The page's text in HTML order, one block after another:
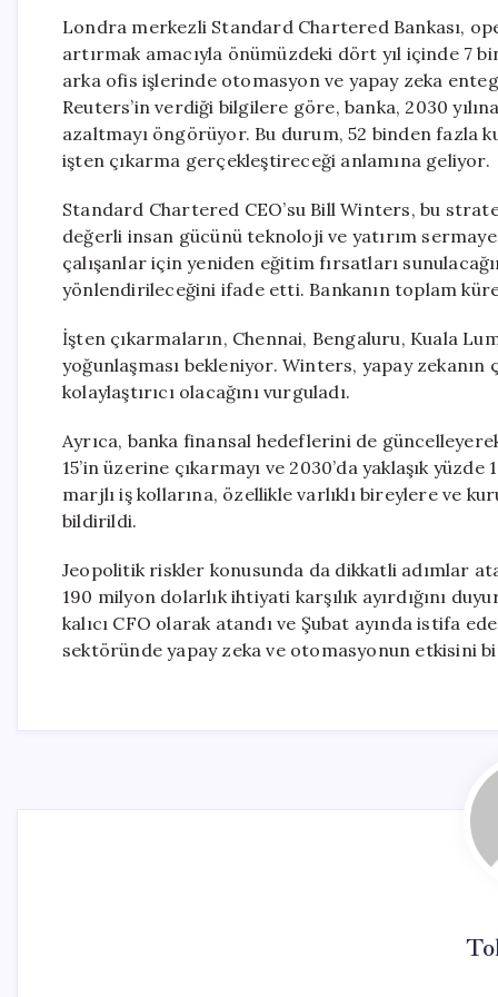
Londra merkezli Standard Chartered Bankası,
artırmak amacıyla önümüzdeki dört yıl içinde 7
arka ofis işlerinde otomasyon ve yapay zeka
Reuters’in verdiği bilgilere göre, banka, 2030
azaltmayı öngörüyor. Bu durum, 52 binden fazla
işten çıkarma gerçekleştireceği anlamına geliyor.
Standard Chartered CEO’su Bill Winters, bu
değerli insan gücünü teknoloji ve yatırım
çalışanlar için yeniden eğitim fırsatları
yönlendirileceğini ifade etti. Bankanın toplam
İşten çıkarmaların, Chennai, Bengaluru, Kuala
yoğunlaşması bekleniyor. Winters, yapay
kolaylaştırıcı olacağını vurguladı.
Ayrıca, banka finansal hedeflerini de
15’in üzerine çıkarmayı ve 2030’da yaklaşık
marjlı iş kollarına, özellikle varlıklı bireylere ve
bildirildi.
Jeopolitik riskler konusunda da dikkatli adımlar
190 milyon dolarlık ihtiyati karşılık ayırdığını
kalıcı CFO olarak atandı ve Şubat ayında istifa
sektöründe yapay zeka ve otomasyonun etkisini